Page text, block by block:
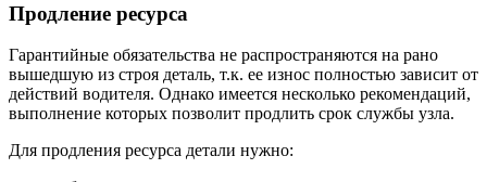
Продление ресурса
Гарантийные обязательства не распространяются на рано
вышедшую из строя деталь, т.к. ее износ полностью зависит от
действий водителя. Однако имеется несколько рекомендаций,
выполнение которых позволит продлить срок службы узла.
Для продления ресурса детали нужно: